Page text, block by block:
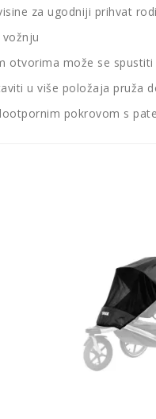
za ugodniji prihvat
otvorima može se
u više položaja pruža
pokrovom s